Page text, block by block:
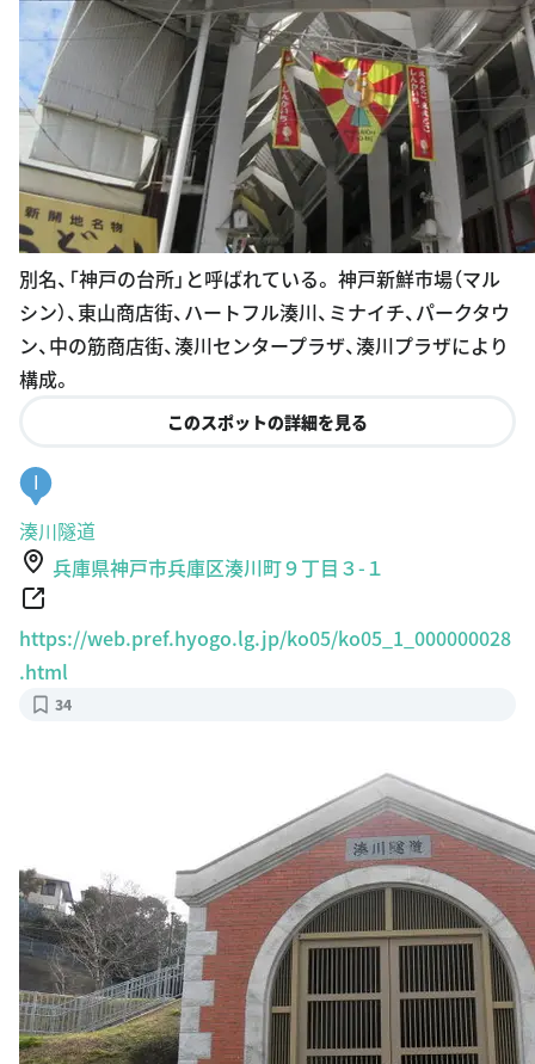
別名、「神戸の台所」と呼ばれている。 神戸新鮮市場（マル
シン）、東山商店街、ハートフル湊川、ミナイチ、パークタウ
ン、中の筋商店街、湊川センタープラザ、湊川プラザにより
構成。
このスポットの詳細を見る
I
湊川隧道
兵庫県神戸市兵庫区湊川町９丁目３-１
https://web.pref.hyogo.lg.jp/ko05/ko05_1_000000028
.html
34